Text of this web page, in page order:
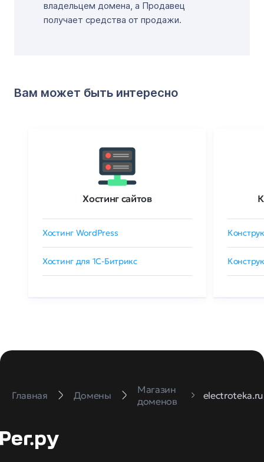
владельцем домена, а Продавец
получает средства от продажи.
Вам может быть интересно
Хостинг сайтов
Хостинг WordPress
Хостинг для 1C-Битрикс
Главная Домены
Магазин
доменов
electroteka.ru